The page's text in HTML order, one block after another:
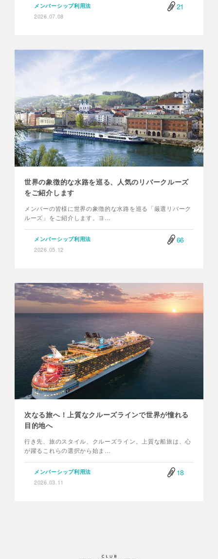
メンバーシップ利用法
2026.07.08
21
世界の象徴的な水路を巡る、人気のリバークルーズ
をご紹介します
メンバーの皆様に世界の象徴的な水路を巡る「厳選リバーク
ルーズ」をご紹介します。ヨ…
メンバーシップ利用法
2026.05.12
66
次なる旅へ！上質なクルーズラインで世界が憧れる
目的地へ
行き先、旅のスタイル、クルーズライン。上質な船旅は、心
が躍るこれらの選択から始ま…
メンバーシップ利用法
2026.03.11
18